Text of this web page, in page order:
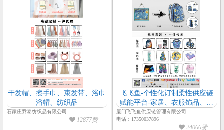
干发帽、擦手巾、束发带、浴巾
浴帽、纺织品
石家庄乔泰纺织品有限公司
12877赞
飞飞鱼-个性化订制柔性供应链
赋能平台-家居、衣服饰品、户
外、箱包手袋、配饰等品类
厦门飞飞鱼供应链管理有限公司
电话：17350037896
24066赞